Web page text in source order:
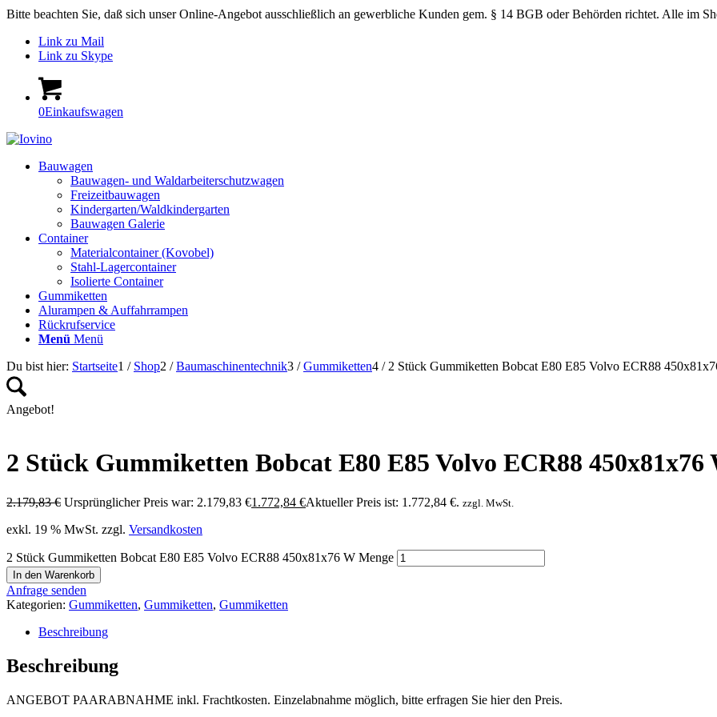
Bitte beachten Sie, daß sich unser Online-Angebot ausschließlich an gewerbliche Kunden gem. § 14 BGB oder Behörden richtet. Alle im
Link zu Mail
Link zu Skype
0Einkaufswagen
Bauwagen
Bauwagen- und Waldarbeiterschutzwagen
Freizeitbauwagen
Kindergarten/Waldkindergarten
Bauwagen Galerie
Container
Materialcontainer (Kovobel)
Stahl-Lagercontainer
Isolierte Container
Gummiketten
Alurampen & Auffahrrampen
Rückrufservice
Menü Menü
Du bist hier: Startseite1 / Shop2 / Baumaschinentechnik3 / Gummiketten4 / 2 Stück Gummiketten Bobcat E80 E85 Volvo ECR88
Angebot!
2 Stück Gummiketten Bobcat E80 E85 Volvo ECR88 450x81x76
2.179,83€ Ursprünglicher Preis war: 2.179,83 €1.772,84 €Aktueller Preis ist: 1.772,84 €. zzgl. MwSt.
exkl. 19 % MwSt. zzgl. Versandkosten
2 Stück Gummiketten Bobcat E80 E85 Volvo ECR88 450x81x76 W Menge
In den Warenkorb
Anfrage senden
Kategorien: Gummiketten, Gummiketten, Gummiketten
Beschreibung
Beschreibung
ANGEBOT PAARABNAHME inkl. Frachtkosten. Einzelabnahme möglich, bitte erfragen Sie hier den Preis.